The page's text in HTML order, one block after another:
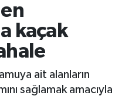
kaçak
ait alanların
sağlamak amacıyla